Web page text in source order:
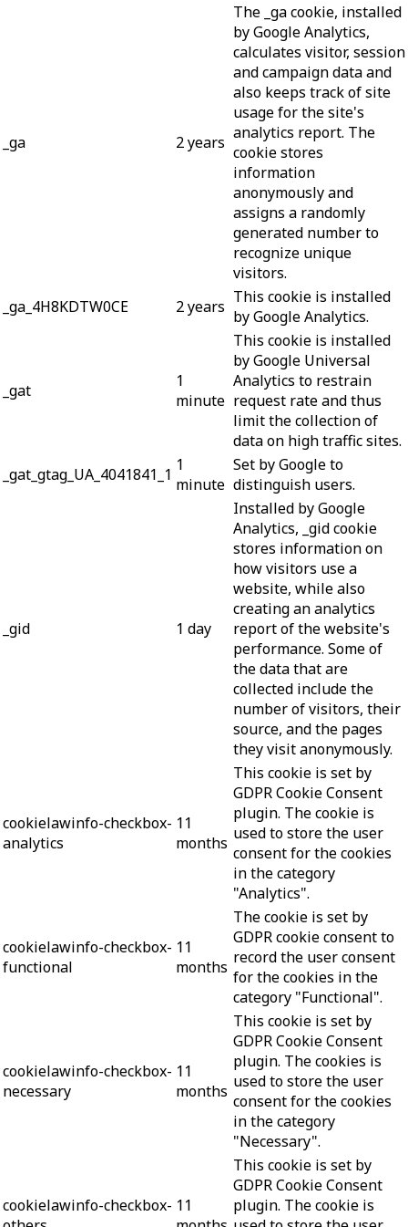
_ga 2 years
The _ga cookie, installed
by Google Analytics,
calculates visitor, session
and campaign data and
also keeps track of site
usage for the site's
analytics report. The
cookie stores
information
anonymously and
assigns a randomly
generated number to
recognize unique
visitors.
_ga_4H8KDTW0CE
2 years This cookie is installed
by Google Analytics.
_gat
1
minute
This cookie is installed
by Google Universal
Analytics to restrain
request rate and thus
limit the collection of
data on high traffic sites.
_gat_gtag_UA_4041841_1 1
minute
Set by Google to
distinguish users.
_gid 1 day
Installed by Google
Analytics, _gid cookie
stores information on
how visitors use a
website, while also
creating an analytics
report of the website's
performance. Some of
the data that are
collected include the
number of visitors, their
source, and the pages
they visit anonymously.
cookielawinfo-checkbox-
analytics
11
months
This cookie is set by
GDPR Cookie Consent
plugin. The cookie is
used to store the user
consent for the cookies
in the category
"Analytics".
cookielawinfo-checkbox-
functional
11
months
The cookie is set by
GDPR cookie consent to
record the user consent
for the cookies in the
category "Functional".
cookielawinfo-checkbox-
necessary
11
months
This cookie is set by
GDPR Cookie Consent
plugin. The cookies is
used to store the user
consent for the cookies
in the category
"Necessary".
cookielawinfo-checkbox- 11
This cookie is set by
GDPR Cookie Consent
plugin. The cookie is